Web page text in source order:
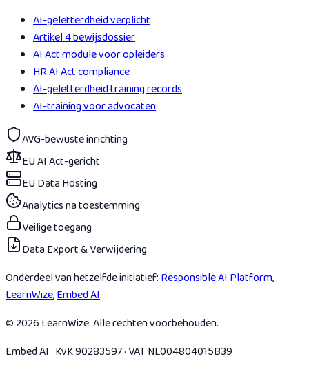
AI-geletterdheid verplicht
Artikel 4 bewijsdossier
AI Act module voor opleiders
HR AI Act compliance
AI-geletterdheid training records
AI-training voor advocaten
AVG-bewuste inrichting
EU AI Act-gericht
EU Data Hosting
Analytics na toestemming
Veilige toegang
Data Export & Verwijdering
Onderdeel van hetzelfde initiatief:Responsible AI Platform,
LearnWize,Embed AI.
© 2026 LearnWize. Alle rechten voorbehouden.
Embed AI · KvK 90283597 · VAT NL004804015B39